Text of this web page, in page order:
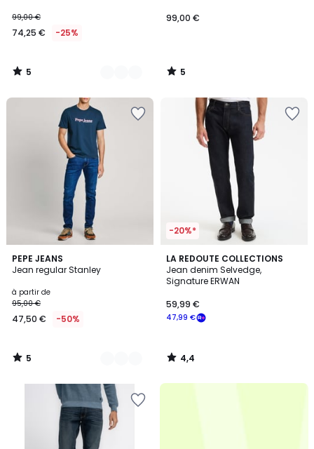
€
au
de
99,00
réduction
appliquée.
99,00 €
74,25 € -25%
5
/
99,00 €
5
/
PEPE JEANS
Jean regular Stanley
à partir de
95,00 €
47,50 € -50%
5
/
5
Couleurs
5
/
-20%*
LA REDOUTE COLLECTIONS
Jean denim Selvedge,
Signature ERWAN
47,99 €
59,99 €
4,4
/ 5
4,4
/